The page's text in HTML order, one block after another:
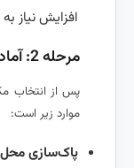
افزایش نیاز
مرحله 2: آماده‌سازی محل نصب
پس از انتخاب
موارد زیر است:
پاک‌سازی محل